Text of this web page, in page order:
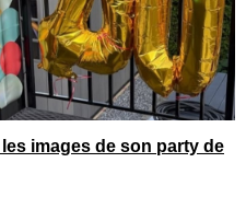
images de son party de